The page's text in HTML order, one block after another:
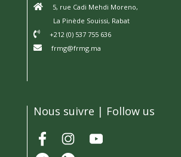
5, rue Cadi Mehdi Moreno,
La Pinède Souissi, Rabat
+212 (0) 537 755 636
frmg@frmg.ma
Nous suivre | Follow us